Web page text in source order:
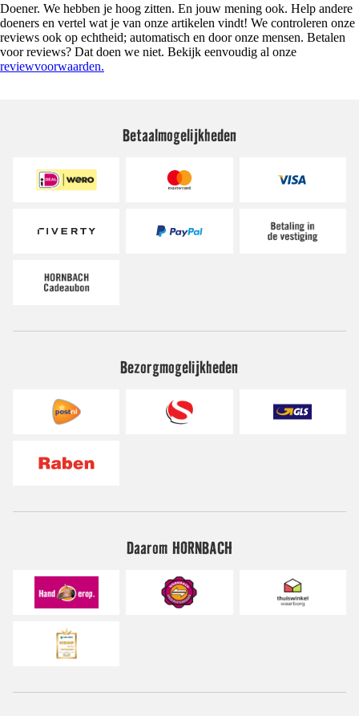
Doener. We hebben je hoog zitten. En jouw mening ook. Help andere
doeners en vertel wat je van onze artikelen vindt! We controleren onze
reviews ook op echtheid; automatisch en door onze mensen. Betalen
voor reviews? Dat doen we niet. Bekijk eenvoudig al onze
reviewvoorwaarden.
Betaalmogelijkheden
Bezorgmogelijkheden
Daarom HORNBACH